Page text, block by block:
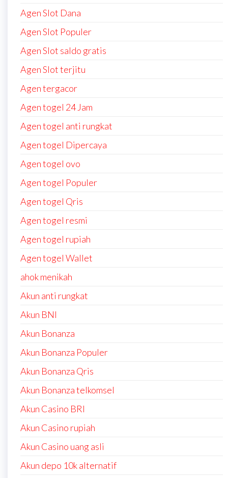
Agen Slot Dana
Agen Slot Populer
Agen Slot saldo gratis
Agen Slot terjitu
Agen tergacor
Agen togel 24 Jam
Agen togel anti rungkat
Agen togel Dipercaya
Agen togel ovo
Agen togel Populer
Agen togel Qris
Agen togel resmi
Agen togel rupiah
Agen togel Wallet
ahok menikah
Akun anti rungkat
Akun BNI
Akun Bonanza
Akun Bonanza Populer
Akun Bonanza Qris
Akun Bonanza telkomsel
Akun Casino BRI
Akun Casino rupiah
Akun Casino uang asli
Akun depo 10k alternatif